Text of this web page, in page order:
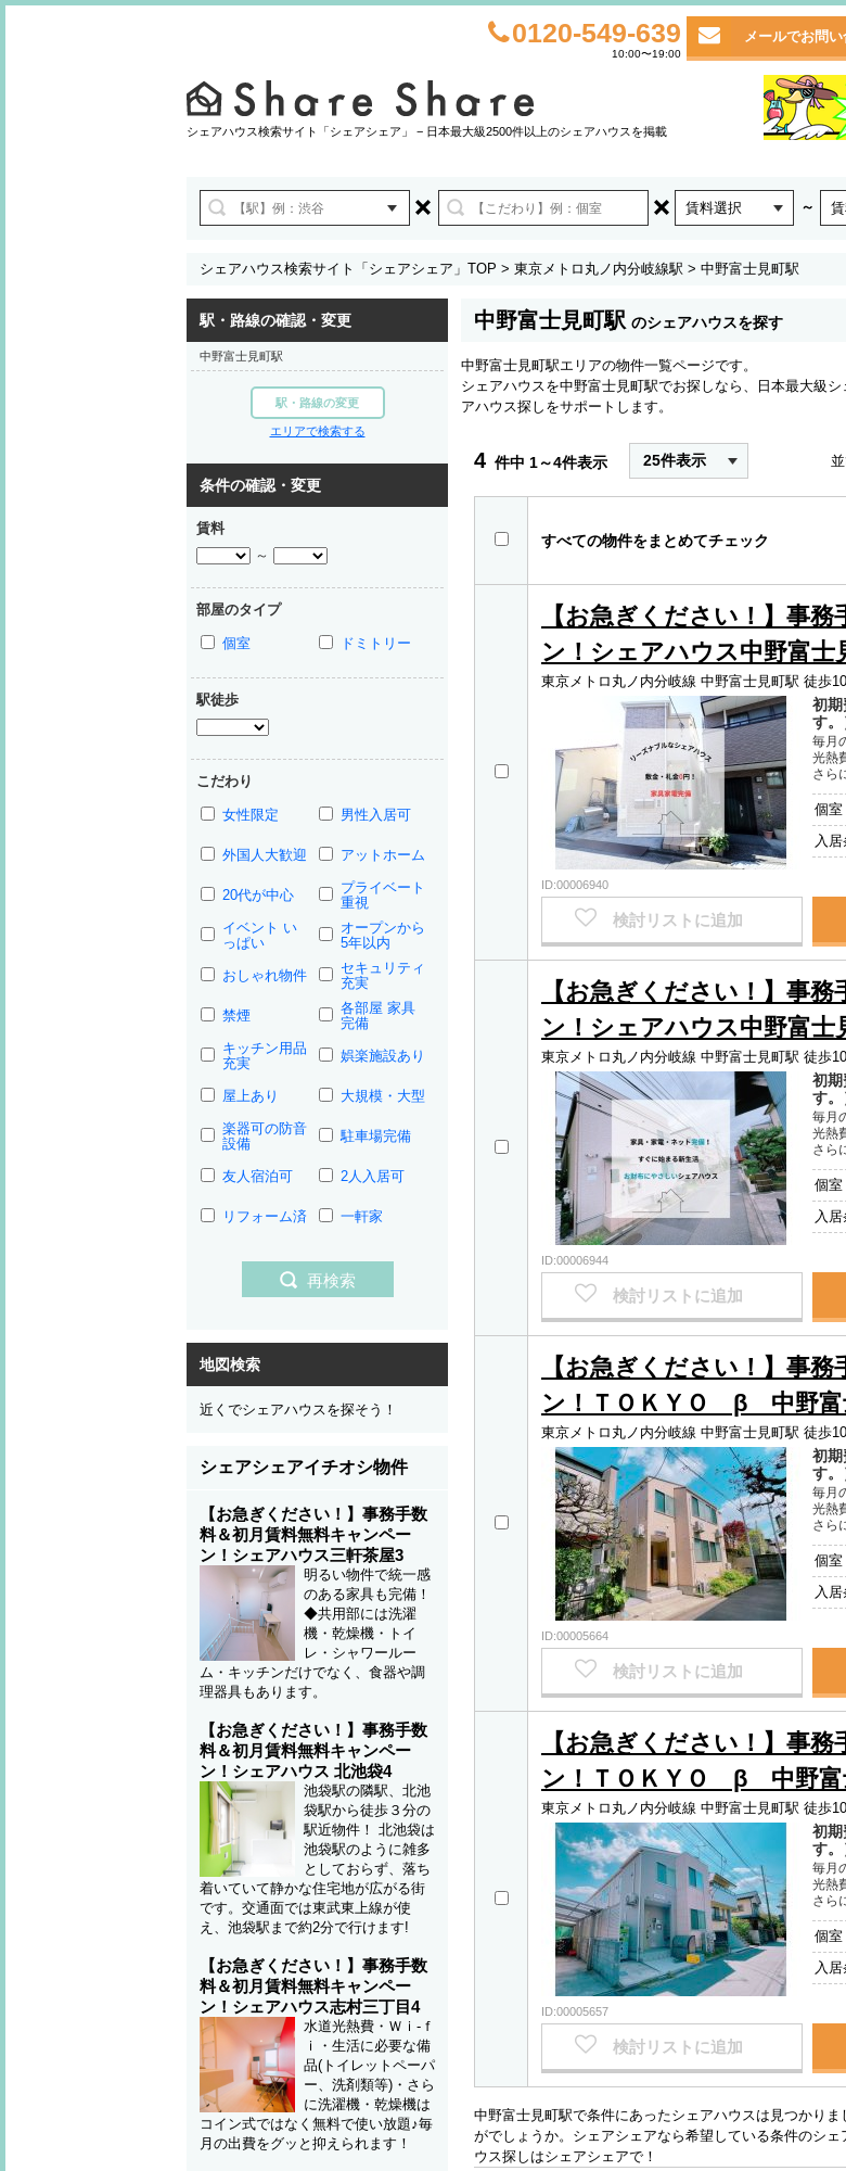
0120-549-639
10:00〜19:00
メールでお問
シェアハウス検索サイト「シェアシェア」 − 日本最大級2500件以上のシェアハウスを掲載
賃料選択 ～
シェアハウス検索サイト「シェアシェア」TOP > 東京メトロ丸ノ内分岐線駅 > 中野富士見町駅
中野富士見町駅 のシェアハウスを探す
中野富士見町駅エリアの物件一覧ページです。
シェアハウスを中野富士見町駅でお探しなら、日本最大級
アハウス探しをサポートします。
4 件中 1～4件表示 25件表示
すべての物件をまとめてチェック
【お急ぎください！】事
ン！シェアハウス中野富士
東京メトロ丸ノ内分岐線 中野富士見町駅 徒歩
ID:00006940
初期
す。
毎月
光熱
さら
個室
入
検討リストに追加
【お急ぎください！】事
ン！シェアハウス中野富士
東京メトロ丸ノ内分岐線 中野富士見町駅 徒歩
ID:00006944
初期
す。
毎月
光熱
さら
個室
入
検討リストに追加
【お急ぎください！】事
ン！ＴＯＫＹＯ β 中野富
東京メトロ丸ノ内分岐線 中野富士見町駅 徒歩
ID:00005664
初期
す。
毎月
光熱
さら
個室
入
検討リストに追加
【お急ぎください！】事
ン！ＴＯＫＹＯ β 中野富
東京メトロ丸ノ内分岐線 中野富士見町駅 徒歩
ID:00005657
初期
す。
毎月
光熱
さら
個室
入
検討リストに追加
中野富士見町駅で条件にあったシェアハウスは見つかり
がでしょうか。シェアシェアなら希望している条件のシ
ウス探しはシェアシェアで！
駅・路線の確認・変更
中野富士見町駅
駅・路線の変更
エリアで検索する
条件の確認・変更
賃料
～
部屋のタイプ
個室 ドミトリー
駅徒歩
こだわり
女性限定 男性入居可
外国人大歓迎 アットホーム
20代が中心
プライベート
重視
イベント い
っぱい
オープンから
5年以内
おしゃれ物件
セキュリティ
充実
禁煙
各部屋 家具
完備
キッチン用品
充実
娯楽施設あり
屋上あり
大規模・大型
楽器可の防音
設備
駐車場完備
友人宿泊可 2人入居可
リフォーム済 一軒家
再検索
地図検索
近くでシェアハウスを探そう！
シェアシェアイチオシ物件
【お急ぎください！】事務手数
料＆初月賃料無料キャンペー
ン！シェアハウス三軒茶屋3
明るい物件で統一感
のある家具も完備！
◆共用部には洗濯
機・乾燥機・トイ
レ・シャワールー
ム・キッチンだけでなく、食器や調
理器具もあります。
【お急ぎください！】事務手数
料＆初月賃料無料キャンペー
ン！シェアハウス 北池袋4
池袋駅の隣駅、北池
袋駅から徒歩３分の
駅近物件！ 北池袋は
池袋駅のように雑多
としておらず、落ち
着いていて静かな住宅地が広がる街
です。交通面では東武東上線が使
え、池袋駅まで約2分で行けます!
【お急ぎください！】事務手数
料＆初月賃料無料キャンペー
ン！シェアハウス志村三丁目4
水道光熱費・Ｗｉ-ｆ
ｉ・生活に必要な備
品(トイレットペーパ
ー、洗剤類等)・さら
に洗濯機・乾燥機は
コイン式ではなく無料で使い放題♪毎
月の出費をグッと抑えられます！